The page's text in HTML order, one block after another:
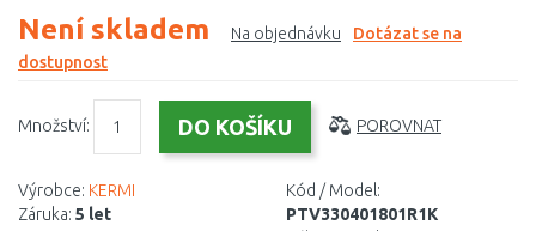
Není skladem Na objednávku
Dotázat se na
dostupnost
Množství: POROVNAT
Výrobce: KERMI
Záruka: 5 let
Kód / Model:
PTV330401801R1K